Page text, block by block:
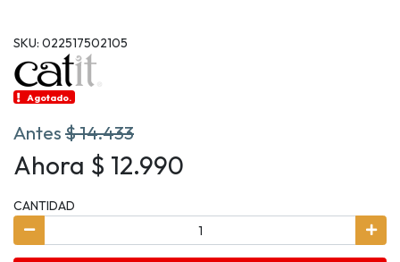
SKU: 022517502105
Agotado.
Antes$ 14.433
Ahora $ 12.990
CANTIDAD